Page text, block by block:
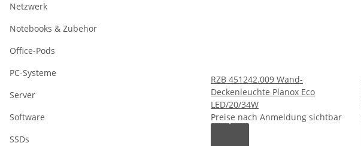
RZB 451242.009 Wand-
Deckenleuchte Planox Eco
LED/20/34W
Preise nach Anmeldung sichtbar
Netzwerk
Notebooks & Zubehör
Office-Pods
PC-Systeme
Server
Software
SSDs